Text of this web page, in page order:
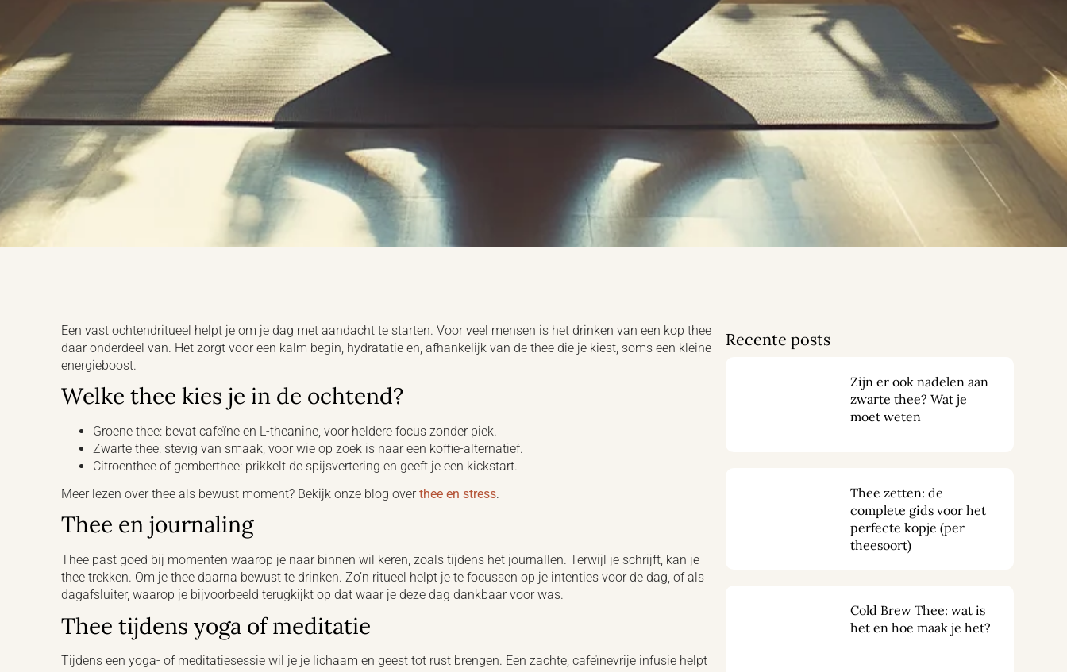
Een vast ochtendritueel helpt je om je dag met aandacht te starten. Voor veel mensen is het drinken van een kop thee
daar onderdeel van. Het zorgt voor een kalm begin, hydratatie en, afhankelijk van de thee die je kiest, soms een kleine
energieboost.
Welke thee kies je in de ochtend?
Groene thee: bevat cafeïne en L-theanine, voor heldere focus zonder piek.
Zwarte thee: stevig van smaak, voor wie op zoek is naar een koffie-alternatief.
Citroenthee of gemberthee: prikkelt de spijsvertering en geeft je een kickstart.
Meer lezen over thee als bewust moment? Bekijk onze blog overthee en stress.
Thee en journaling
Thee past goed bij momenten waarop je naar binnen wil keren, zoals tijdens het journallen. Terwijl je schrijft, kan je
thee trekken. Om je thee daarna bewust te drinken. Zo’n ritueel helpt je te focussen op je intenties voor de dag, of als
dagafsluiter, waarop je bijvoorbeeld terugkijkt op dat waar je deze dag dankbaar voor was.
Thee tijdens yoga of meditatie
Tijdens een yoga- of meditatiesessie wil je je lichaam en geest tot rust brengen. Een zachte, cafeïnevrije infusie helpt
Recente posts
Zijn er ook nadelen aan
zwarte thee? Wat je
moet weten
Thee zetten: de
complete gids voor het
perfecte kopje (per
theesoort)
Cold Brew Thee: wat is
het en hoe maak je het?